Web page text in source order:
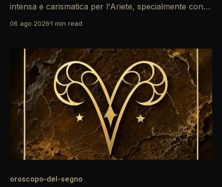
intensa e carismatica per l'Ariete, specialmente con il
su obiettivi personali, ma attenzione: il passaggio di
responsabilità che non
06 ago 20261 min read
oroscopo-del-segno